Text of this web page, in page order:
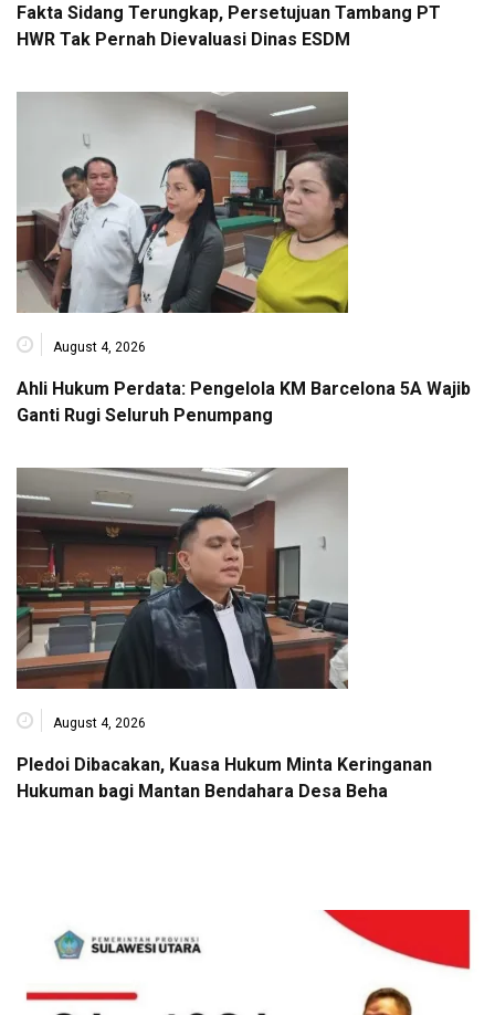
Fakta Sidang Terungkap, Persetujuan Tambang PT
HWR Tak Pernah Dievaluasi Dinas ESDM
August 4, 2026
Ahli Hukum Perdata: Pengelola KM Barcelona 5A Wajib
Ganti Rugi Seluruh Penumpang
August 4, 2026
Pledoi Dibacakan, Kuasa Hukum Minta Keringanan
Hukuman bagi Mantan Bendahara Desa Beha